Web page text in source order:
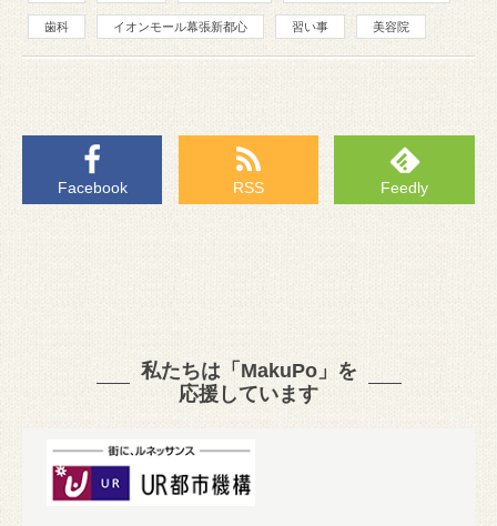
歯科 イオンモール幕張新都心 習い事 美容院
Facebook RSS Feedly
私たちは「MakuPo」を
応援しています